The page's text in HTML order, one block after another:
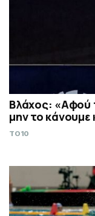
Βλάχος: «Αφού
μην το κάνουμε
TO10